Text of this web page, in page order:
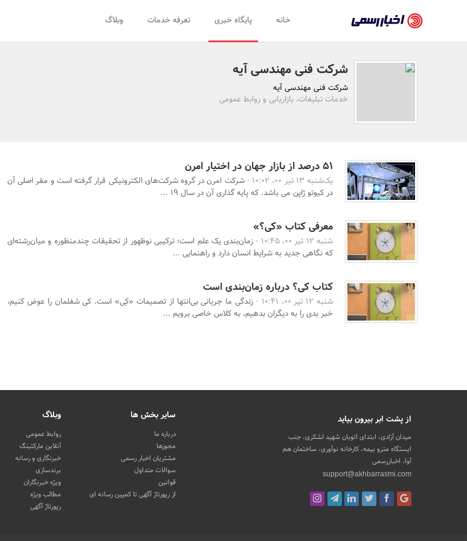
رسمی
اخبار
تایید
سازمان‌ها
و
روابط
عمومی‌ها
خانه پایگاه خبری تعرفه خدمات وبلاگ
شرکت فنی مهندسی آیه
شرکت فنی مهندسی آیه
خدمات تبلیغات، بازاریابی و روابط عمومی
۵۱ درصد از بازار جهان در اختیار امرن
یک‌شنبه 13 تیر 00، 10:02 -
شرکت امرن در گروه شرکت‌های الکترونیکی قرار گرفته است و مقر اصلی آن
در کیوتو ژاپن می باشد. که پایه گذاری آن در سال ۱۹ ...
معرفی کتاب «کی؟»
شنبه 12 تیر 00، 10:45 -
زمان‌بندی یک علم است؛ ترکیبی نوظهور از تحقیقات چندمنظوره و میان‌رشته‌ای
که نگاهی جدید به شرایط انسان دارد و راهنمایی ...
کتاب کی؟ درباره زمان‌بندی است
شنبه 12 تیر 00، 10:41 -
زندگی ما جریانی بی‌انتها از تصمیمات «کِی» است. کی شغلمان را عوض کنیم،
خبر بدی را به دیگران بدهیم، به کلاس خاصی برویم ...
از پشت ابر بیرون بیاید
میدان آزادی، ابتدای اتوبان شهید لشکری، جنب
ایستگاه مترو بیمه، کارخانه نوآوری، ساختمان هم
آوا، اخباررسمی
support@akhbarrasmi.com
سایر بخش ها
درباره ما
مجوزها
مشتریان اخبار رسمی
سوالات متداول
قوانین
از رپورتاژ آگهی تا کمپین رسانه ای
وبلاگ
روابط عمومی
آنلاین مارکتینگ
خبرنگاری و رسانه
برندسازی
ویژه خبرنگاران
مطالب ویژه
رپورتاژ آگهی